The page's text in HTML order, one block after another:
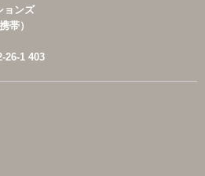
ョンズ
帯）
26-1 403